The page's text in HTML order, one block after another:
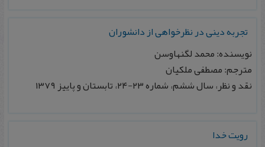
تجربه دینی در نظرخواهی از دانشوران
نویسنده: محمد لگنهاوسن
مترجم: مصطفی ملکیان
نقد و نظر، سال ششم، شماره ۲۳-۲۴، تابستان و پاییز ۱۳۷۹
رویت خدا